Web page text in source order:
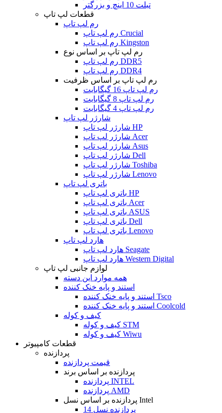
تبلت 10 اینچ و بزرگتر
قطعات لپ تاپ
رم لپ تاپ
رم لپ تاپ Crucial
رم لپ تاپ Kingston
رم لپ تاپ بر اساس نوع
رم لپ تاپ DDR5
رم لپ تاپ DDR4
رم لپ تاپ بر اساس ظرفیت
رم لپ تاپ 16 گیگابایت
رم لپ تاپ 8 گیگابایت
رم لپ تاپ 4 گیگابایت
شارژر لپ تاپ
شارژر لپ تاپ HP
شارژر لپ تاپ Acer
شارژر لپ تاپ Asus
شارژر لپ تاپ Dell
شارژر لپ تاپ Toshiba
شارژر لپ تاپ Lenovo
باتری لپ تاپ
باتری لپ تاپ HP
باتری لپ تاپ Acer
باتری لپ تاپ ASUS
باتری لپ تاپ Dell
باتری لپ تاپ Lenovo
هارد لپ تاپ
هارد لپ تاپ Seagate
هارد لپ تاپ Western Digital
لوازم جانبی لپ تاپ
همه موارد این دسته
استند و پایه خنک کننده
استند و پایه خنک کننده Tsco
استند و پایه خنک کننده Coolcold
کیف و کوله
کیف و کوله STM
کیف و کوله Wiwu
قطعات کامپیوتر
پردازنده
قیمت پردازنده
پردازنده بر اساس برند
پردازنده INTEL
پردازنده AMD
پردازنده بر اساس نسل Intel
پردازنده نسل 14